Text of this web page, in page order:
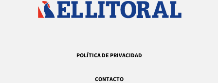
POLÍTICA DE PRIVACIDAD
CONTACTO